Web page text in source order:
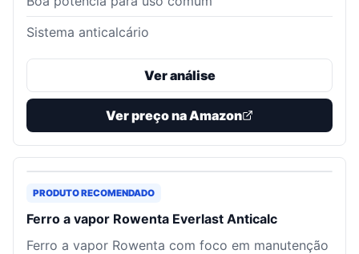
Sistema anticalcário
Ver análise
Ver preço na Amazon
PRODUTO RECOMENDADO
Ferro a vapor Rowenta Everlast Anticalc
Ferro a vapor Rowenta com foco em manutenção